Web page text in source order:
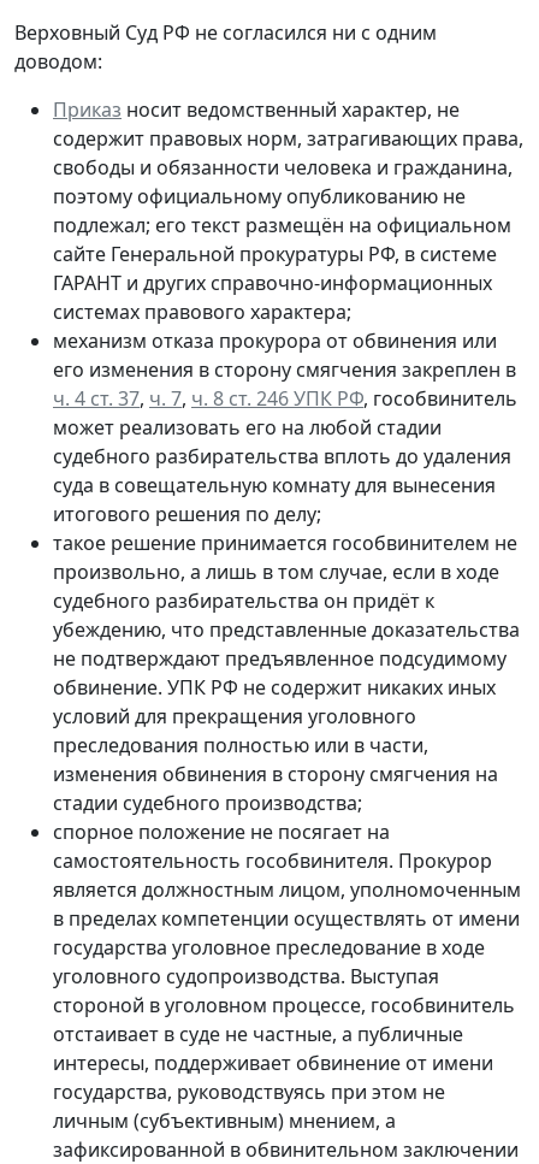
Верховный Суд РФ не согласился ни с одним
доводом:
Приказ носит ведомственный характер, не
содержит правовых норм, затрагивающих права,
свободы и обязанности человека и гражданина,
поэтому официальному опубликованию не
подлежал; его текст размещён на официальном
сайте Генеральной прокуратуры РФ, в системе
ГАРАНТ и других справочно-информационных
системах правового характера;
механизм отказа прокурора от обвинения или
его изменения в сторону смягчения закреплен в
ч. 4 ст. 37, ч. 7, ч. 8 ст. 246 УПК РФ, гособвинитель
может реализовать его на любой стадии
судебного разбирательства вплоть до удаления
суда в совещательную комнату для вынесения
итогового решения по делу;
такое решение принимается гособвинителем не
произвольно, а лишь в том случае, если в ходе
судебного разбирательства он придёт к
убеждению, что представленные доказательства
не подтверждают предъявленное подсудимому
обвинение. УПК РФ не содержит никаких иных
условий для прекращения уголовного
преследования полностью или в части,
изменения обвинения в сторону смягчения на
стадии судебного производства;
спорное положение не посягает на
самостоятельность гособвинителя. Прокурор
является должностным лицом, уполномоченным
в пределах компетенции осуществлять от имени
государства уголовное преследование в ходе
уголовного судопроизводства. Выступая
стороной в уголовном процессе, гособвинитель
отстаивает в суде не частные, а публичные
интересы, поддерживает обвинение от имени
государства, руководствуясь при этом не
личным (субъективным) мнением, а
зафиксированной в обвинительном заключении